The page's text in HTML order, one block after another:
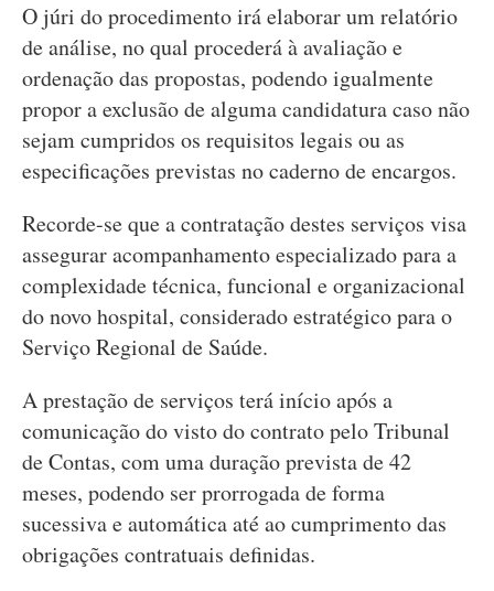
O júri do procedimento irá elaborar um relatório
de análise, no qual procederá à avaliação e
ordenação das propostas, podendo igualmente
propor a exclusão de alguma candidatura caso não
sejam cumpridos os requisitos legais ou as
especificações previstas no caderno de encargos.
Recorde-se que a contratação destes serviços visa
assegurar acompanhamento especializado para a
complexidade técnica, funcional e organizacional
do novo hospital, considerado estratégico para o
Serviço Regional de Saúde.
A prestação de serviços terá início após a
comunicação do visto do contrato pelo Tribunal
de Contas, com uma duração prevista de 42
meses, podendo ser prorrogada de forma
sucessiva e automática até ao cumprimento das
obrigações contratuais definidas.